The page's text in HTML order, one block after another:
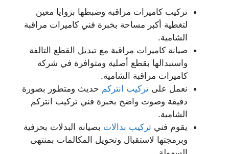
تركيب كاميرات مراقبه وضبطها بزوايا معين
لتغطية أكبر مساحة بخبرة فني كاميرات مراقبة
الشامية.
صيانة كاميرات مراقبة مع تبديل القطع التالفة
واستبدالها بقطع أصلية ومتوافرة في شركة
كاميرات مراقبة الشامية.
نعمل على تركيب انتركم حديث ومتطور بصورة
دقيقة وصوت واضح بخبرة فني تركيب انتركم
الشامية.
يقوم فني تركيب بدالات بصيانة البدلات بحرفية
وبرمجتها لاستقبال وتحويل المكالمات بمنتهى